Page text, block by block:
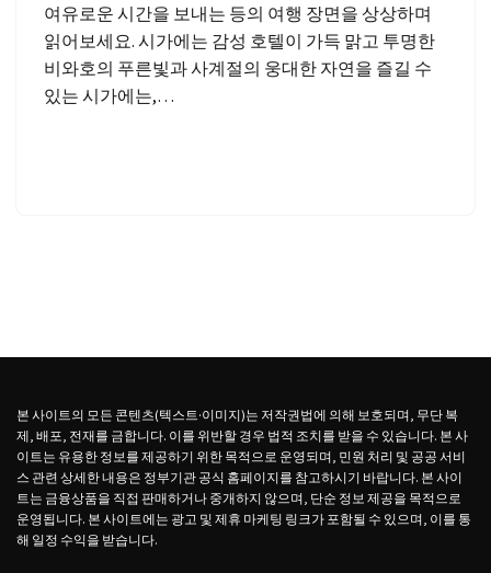
여유로운 시간을 보내는 등의 여행 장면을 상상하며
읽어보세요. 시가에는 감성 호텔이 가득 맑고 투명한
비와호의 푸른빛과 사계절의 웅대한 자연을 즐길 수
있는 시가에는,…
본 사이트의 모든 콘텐츠(텍스트·이미지)는 저작권법에 의해 보호되며, 무단 복
제, 배포, 전재를 금합니다. 이를 위반할 경우 법적 조치를 받을 수 있습니다. 본 사
이트는 유용한 정보를 제공하기 위한 목적으로 운영되며, 민원 처리 및 공공 서비
스 관련 상세한 내용은 정부기관 공식 홈페이지를 참고하시기 바랍니다. 본 사이
트는 금융상품을 직접 판매하거나 중개하지 않으며, 단순 정보 제공을 목적으로
운영됩니다. 본 사이트에는 광고 및 제휴 마케팅 링크가 포함될 수 있으며, 이를 통
해 일정 수익을 받습니다.